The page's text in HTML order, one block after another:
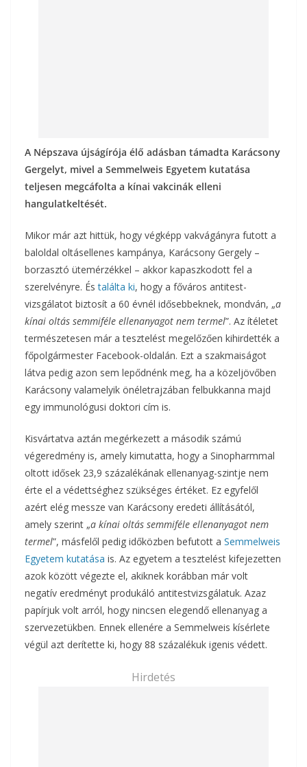
A Népszava újságírója élő adásban támadta Karácsony
Gergelyt, mivel a Semmelweis Egyetem kutatása
teljesen megcáfolta a kínai vakcinák elleni
hangulatkeltését.
Mikor már azt hittük, hogy végképp vakvágányra futott a
baloldal oltásellenes kampánya, Karácsony Gergely –
borzasztó ütemérzékkel – akkor kapaszkodott fel a
szerelvényre. Éstalálta ki, hogy a főváros antitest-
vizsgálatot biztosít a 60 évnél idősebbeknek, mondván, „a
kínai oltás semmiféle ellenanyagot nem termel”. Az ítéletet
természetesen már a tesztelést megelőzően kihirdették a
főpolgármester Facebook-oldalán. Ezt a szakmaiságot
látva pedig azon sem lepődnénk meg, ha a közeljövőben
Karácsony valamelyik önéletrajzában felbukkanna majd
egy immunológusi doktori cím is.
Kisvártatva aztán megérkezett a második számú
végeredmény is, amely kimutatta, hogy a Sinopharmmal
oltott idősek 23,9 százalékának ellenanyag-szintje nem
érte el a védettséghez szükséges értéket. Ez egyfelől
azért elég messze van Karácsony eredeti állításától,
amely szerint „a kínai oltás semmiféle ellenanyagot nem
termel”, másfelől pedig időközben befutott a Semmelweis
Egyetem kutatása is. Az egyetem a tesztelést kifejezetten
azok között végezte el, akiknek korábban már volt
negatív eredményt produkáló antitestvizsgálatuk. Azaz
papírjuk volt arról, hogy nincsen elegendő ellenanyag a
szervezetükben. Ennek ellenére a Semmelweis kísérlete
végül azt derítette ki, hogy 88 százalékuk igenis védett.
Hirdetés